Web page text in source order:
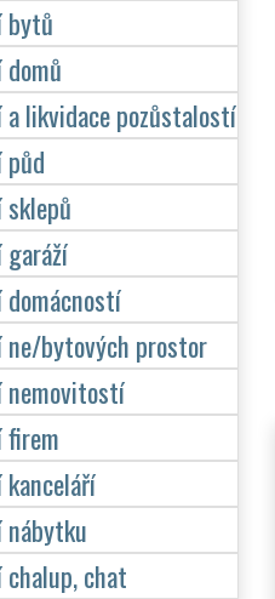
bytů
a likvidace pozůstalostí
půd
garáží
domácností
ne/bytových prostor
nemovitostí
firem
kanceláří
nábytku
chalup, chat